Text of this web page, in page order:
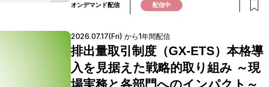
題ではなく、今や企業経営における重要なテーマとなってい
ます。一方で、「何から着手すべきか分からない」 「生物多
といった悩みを抱える企業も少なくありません。本ウェビナ
ーでは、生物多様性分野のリーディングカンパニーである株
式会社バイオーム COOの多賀氏をゲストに迎え、ネイチャー
ポジティブを取り巻く国内外の最新動向や具体的なユースケ
ースをもとに、生物多様性への取り組みが持つビジネスの可
オンデマンド配信 配信中
2026.07.17(Fri) から1年間配信
排出量取引制度（GX-ETS）本格導
入を見据えた戦略的取り組み ～現
場実務と各部門へのインパクト～